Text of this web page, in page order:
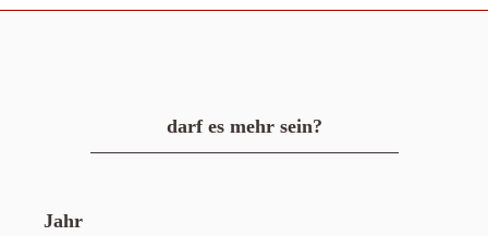
darf es mehr sein?
Jahr